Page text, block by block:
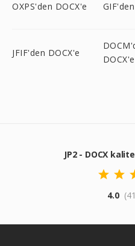
OXPS'den DOCX'e
JFIF'den DOCX'e
DOCX'e
JP2 - DOCX
4.0